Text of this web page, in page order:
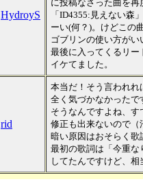
HydroyS
に投稿なさった曲を
「ID4355:見えない森
ーい(何？)。けどこの
ゴブリンの使い方がい
最後に入ってくるリ
イケてました。
rid
本当だ！そう言われ
全く気づかなかった
そうなんですよね、
修正も出来ないので（
暗い原因はおそらく
最初の歌詞は「今重
してたんですけど、